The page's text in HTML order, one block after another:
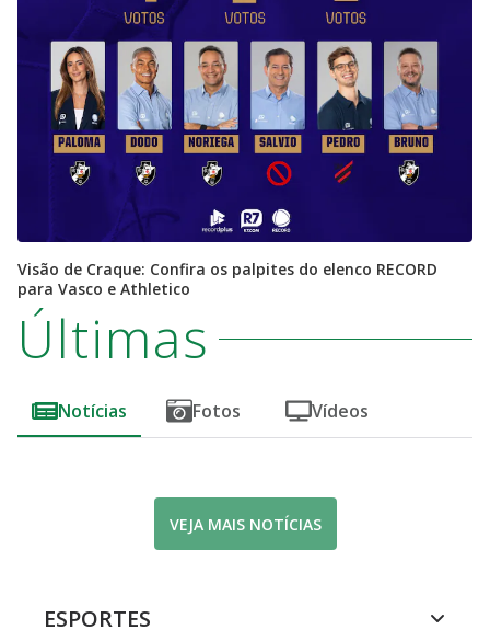
Visão de Craque: Confira os palpites do elenco RECORD
para Vasco e Athletico
Últimas
Notícias Fotos Vídeos
VEJA MAIS NOTÍCIAS
ESPORTES